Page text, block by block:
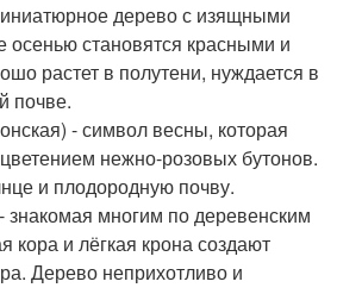
дерево с изящными
осенью становятся красными и
растет в полутени, нуждается в
почве.
- символ весны, которая
нежно-розовых бутонов.
и плодородную почву.
знакомая многим по деревенским
кора и лёгкая крона создают
Дерево неприхотливо и